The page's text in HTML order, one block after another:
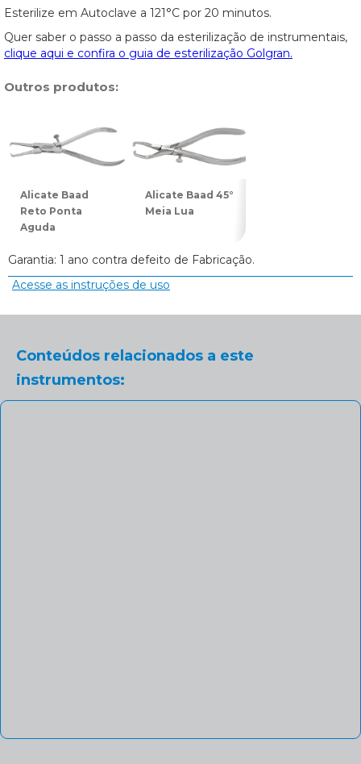
Esterilize em Autoclave a 121°C por 20 minutos.
Quer saber o passo a passo da esterilização de instrumentais,
clique aqui e confira o guia de esterilização Golgran.
Outros produtos:
Alicate Baad
Reto Ponta
Aguda
Alicate Baad 45°
Meia Lua
Garantia: 1 ano contra defeito de Fabricação.
Acesse as instruções de uso
Conteúdos relacionados a este
instrumentos: